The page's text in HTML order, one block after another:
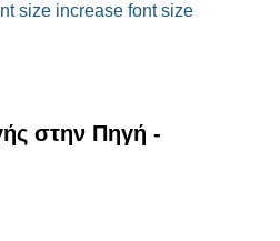
size increase font size
στην Πηγή -